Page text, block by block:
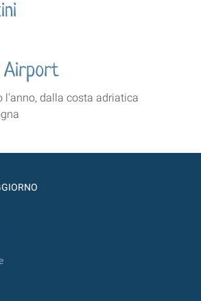
l'anno, dalla costa adriatica